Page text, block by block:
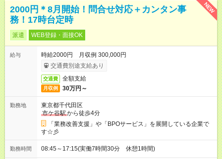
NEW
2000円＊8月開始！問合せ対応＋カンタン事
務！17時台定時
派遣 WEB登録・面接OK
給与
時給2000円 月収例 300,000円
交通費別途支給あり
交通費 全額支給
月収例 30万円～
勤務地
東京都千代田区
市ケ谷駅から徒歩4分
「業務改善支援」や「BPOサービス」を展開している企業で
す☆彡
勤務時間 08:45～17:15(実働7時間30分 休憩1時間)